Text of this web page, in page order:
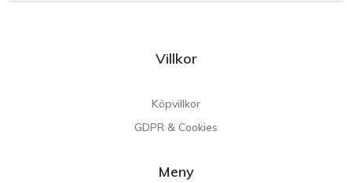
Villkor
Köpvillkor
GDPR & Cookies
Meny